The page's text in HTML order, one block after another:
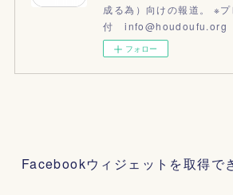
成る為）向けの報道。 ※
付 info@houdoufu.org
フォロー
Facebookウィジェットを取得で